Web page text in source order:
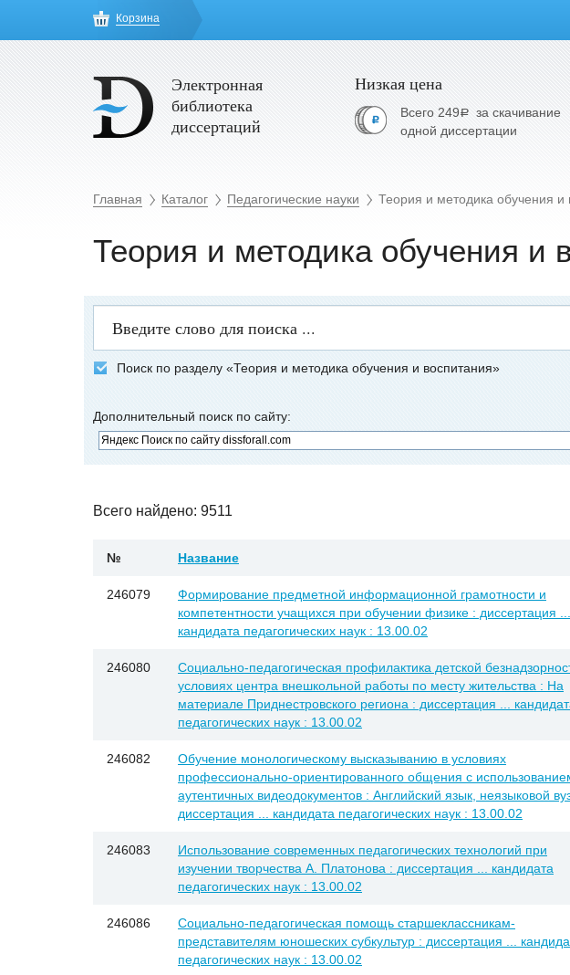
Корзина
Электронная
библиотека
диссертаций
Низкая цена
Всего 249aза скачивание
одной диссертации
Главная Каталог Педагогические науки Теория и методика обучения и
Теория и методика обучения и
Поиск по разделу «Теория и методика обучения и воспитания»
Дополнительный поиск по сайту:
Всего найдено: 9511
№ Название
246079
Формирование предметной информационной грамотности и
компетентности учащихся при обучении физике : диссертация ...
кандидата педагогических наук : 13.00.02
246080
Социально-педагогическая профилактика детской
условиях центра внешкольной работы по месту жительства : На
материале Приднестровского региона : диссертация ...
педагогических наук : 13.00.02
246082
Обучение монологическому высказыванию в условиях
профессионально-ориентированного общения с
аутентичных видеодокументов : Английский язык, неязыковой
диссертация ... кандидата педагогических наук : 13.00.02
246083
Использование современных педагогических технологий при
изучении творчества А. Платонова : диссертация ... кандидата
педагогических наук : 13.00.02
246086
Социально-педагогическая помощь старшеклассникам-
представителям юношеских субкультур : диссертация ...
педагогических наук : 13.00.02